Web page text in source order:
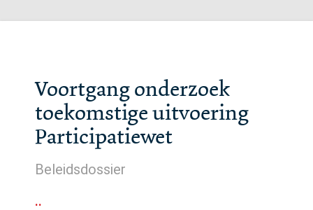
Voortgang onderzoek
toekomstige uitvoering
Participatiewet
Beleidsdossier
..